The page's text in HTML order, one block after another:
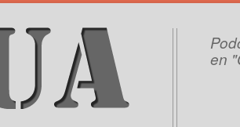
en